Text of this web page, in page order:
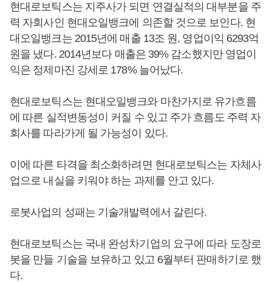
현대로보틱스는 지주사가 되면 연결실적의 대부분을 주
력 자회사인 현대오일뱅크에 의존할 것으로 보인다. 현
대오일뱅크는 2015년에 매출 13조 원, 영업이익 6293억
원을 냈다. 2014년보다 매출은 39% 감소했지만 영업이
익은 정제마진 강세로 178% 늘어났다.
현대로보틱스는 현대오일뱅크와 마찬가지로 유가흐름
에 따른 실적변동성이 커질 수 있고 주가 흐름도 주력 자
회사를 따라가게 될 가능성이 있다.
이에 따른 타격을 최소화하려면 현대로보틱스는 자체사
업으로 내실을 키워야 하는 과제를 안고 있다.
로봇사업의 성패는 기술개발력에서 갈린다.
현대로보틱스는 국내 완성차기업의 요구에 따라 도장로
봇을 만들 기술을 보유하고 있고 6월부터 판매하기로 했
다.